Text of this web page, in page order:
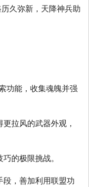
久弥新，天降神兵助
功能，收集魂魄并强
拉风的武器外观，
的极限挑战。
段，善加利用联盟功